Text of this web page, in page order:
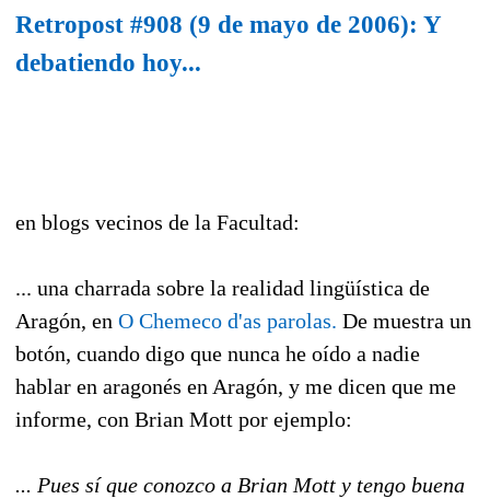
Retropost #908 (9 de mayo de 2006): Y
debatiendo hoy...
en blogs vecinos de la Facultad:
... una charrada sobre la realidad lingüística de
Aragón, en O Chemeco d'as parolas. De muestra un
botón, cuando digo que nunca he oído a nadie
hablar en aragonés en Aragón, y me dicen que me
informe, con Brian Mott por ejemplo:
... Pues sí que conozco a Brian Mott y tengo buena